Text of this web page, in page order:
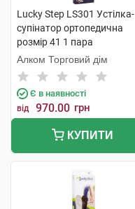
Lucky Step LS301 Устілка-
супінатор ортопедична
розмір 41 1 пара
Алком Торговий дім
Є в наявності
від 970.00 грн
КУПИТИ